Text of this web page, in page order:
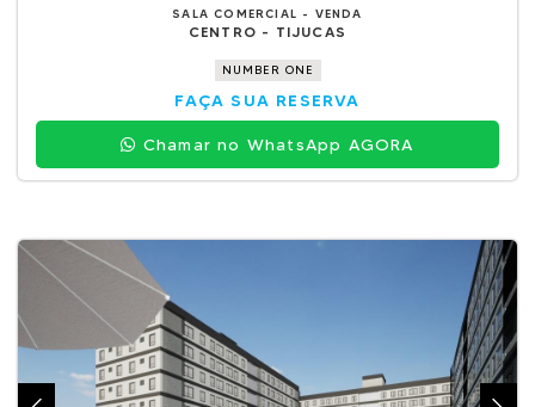
SALA COMERCIAL - VENDA
CENTRO - TIJUCAS
NUMBER ONE
FAÇA SUA RESERVA
Chamar no WhatsApp AGORA